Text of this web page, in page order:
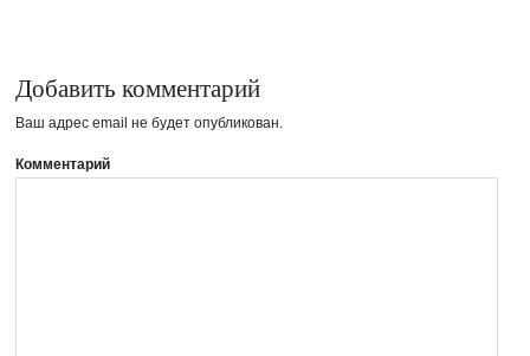
Добавить комментарий
Ваш адрес email не будет опубликован.
Комментарий